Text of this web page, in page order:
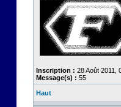
Inscription : 28 Août 2011,
Message(s) : 55
Haut